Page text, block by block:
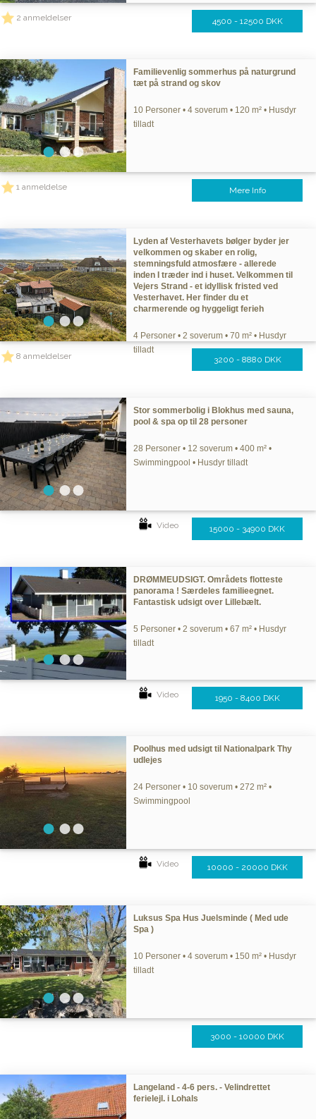
2 anmeldelser 4500 - 12500 DKK
Familievenlig sommerhus på naturgrund
tæt på strand og skov
10 Personer • 4 soverum • 120 m² • Husdyr
tilladt
1 anmeldelse Mere Info
Lyden af Vesterhavets bølger byder jer
velkommen og skaber en rolig,
stemningsfuld atmosfære - allerede
inden I træder ind i huset. Velkommen til
Vejers Strand - et idyllisk fristed ved
Vesterhavet. Her finder du et
charmerende og hyggeligt ferieh
4 Personer • 2 soverum • 70 m² • Husdyr
tilladt
8 anmeldelser 3200 - 8880 DKK
Stor sommerbolig i Blokhus med sauna,
pool & spa op til 28 personer
28 Personer • 12 soverum • 400 m² •
Swimmingpool • Husdyr tilladt
Video 15000 - 34900 DKK
DRØMMEUDSIGT. Områdets flotteste
panorama ! Særdeles familieegnet.
Fantastisk udsigt over Lillebælt.
5 Personer • 2 soverum • 67 m² • Husdyr
tilladt
Video 1950 - 8400 DKK
Poolhus med udsigt til Nationalpark Thy
udlejes
24 Personer • 10 soverum • 272 m² •
Swimmingpool
Video 10000 - 20000 DKK
Luksus Spa Hus Juelsminde ( Med ude
Spa )
10 Personer • 4 soverum • 150 m² • Husdyr
tilladt
3000 - 10000 DKK
Langeland - 4-6 pers. - Velindrettet
ferielejl. i Lohals